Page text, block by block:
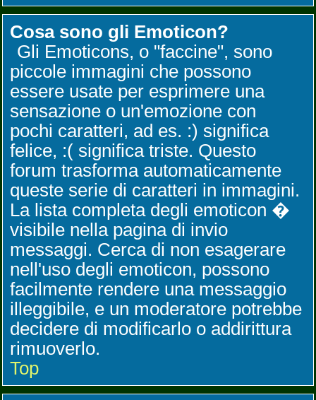
Cosa sono gli Emoticon?
Gli Emoticons, o "faccine", sono
piccole immagini che possono
essere usate per esprimere una
sensazione o un'emozione con
pochi caratteri, ad es. :) significa
felice, :( significa triste. Questo
forum trasforma automaticamente
queste serie di caratteri in immagini.
La lista completa degli emoticon �
visibile nella pagina di invio
messaggi. Cerca di non esagerare
nell'uso degli emoticon, possono
facilmente rendere una messaggio
illeggibile, e un moderatore potrebbe
decidere di modificarlo o addirittura
rimuoverlo.
Top